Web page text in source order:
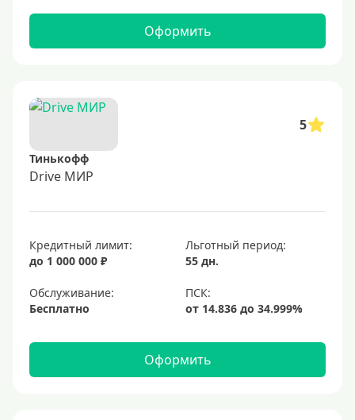
Оформить
5
Тинькофф
Drive МИР
Кредитный лимит:
до 1 000 000 ₽
Льготный период:
55 дн.
Обслуживание:
Бесплатно
Оформить